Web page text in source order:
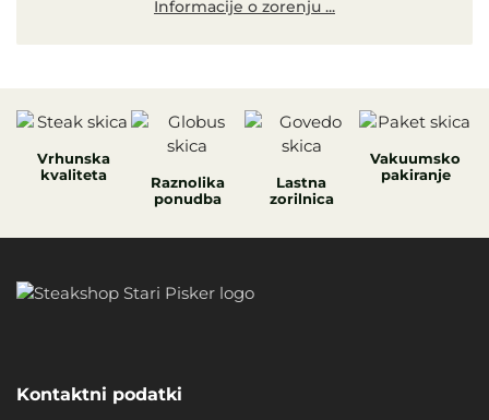
Informacije o zorenju ...
Vrhunska
kvaliteta
Raznolika
ponudba
Lastna
zorilnica
Vakuumsko
pakiranje
Kontaktni podatki